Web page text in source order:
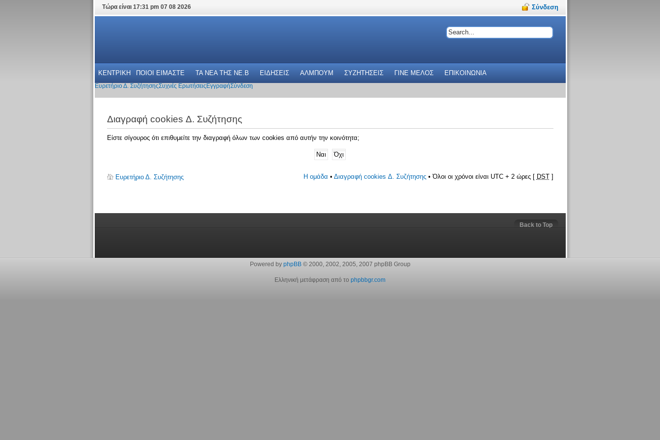
Τώρα είναι 17:31 pm 07 08 2026 Σύνδεση
ΚΕΝΤΡΙΚΗ ΠΟΙΟΙ ΕΙΜΑΣΤΕ ΤΑ ΝΕΑ THΣ NE.B ΕΙΔΗΣΕΙΣ ΑΛΜΠΟΥΜ ΣΥΖΗΤΗΣΕΙΣ ΓΙΝΕ ΜΕΛΟΣ ΕΠΙΚΟΙΝΩΝΙΑ
Ευρετήριο Δ. ΣυζήτησηςΣυχνές Ερωτήσεις ΕγγραφήΣύνδεση
Διαγραφή cookies Δ. Συζήτησης
Είστε σίγουρος ότι επιθυμείτε την διαγραφή όλων των cookies από αυτήν την κοινότητα;
Ευρετήριο Δ. Συζήτησης Η ομάδα • Διαγραφή cookies Δ. Συζήτησης• Όλοι οι χρόνοι είναι UTC + 2 ώρες [ DST]
Back to Top
Powered by phpBB© 2000, 2002, 2005, 2007 phpBB Group
Ελληνική μετάφραση από το phpbbgr.com